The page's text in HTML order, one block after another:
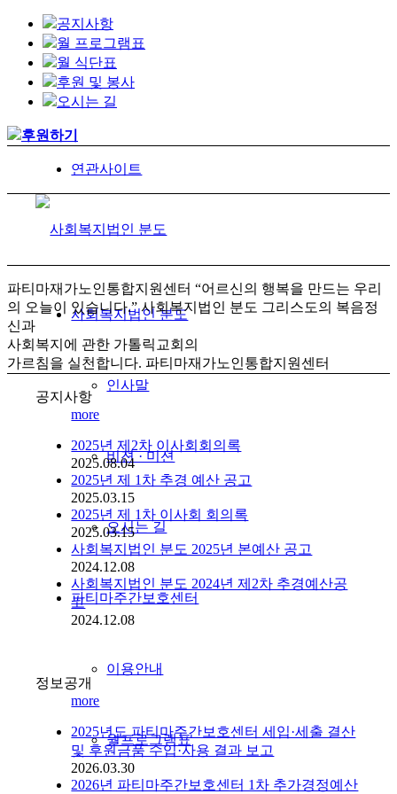
공지사항
월 프로그램표
월 식단표
후원 및 봉사
오시는 길
후원하기
연관사이트
사회복지법인 분도
인사말
비젼 · 미션
오시는 길
파티마주간보호센터
이용안내
월프로그램표
파티마재가노인통합지원센터 “어르신의 행복을 만드는 우리
의 오늘이 있습니다.” 사회복지법인 분도 그리스도의 복음정
신과
사회복지에 관한 가톨릭교회의
가르침을 실천합니다. 파티마재가노인통합지원센터
공지사항
more
2025년 제2차 이사회회의록
2025.08.04
2025년 제 1차 추경 예산 공고
2025.03.15
2025년 제 1차 이사회 회의록
2025.03.15
사회복지법인 분도 2025년 본예산 공고
2024.12.08
사회복지법인 분도 2024년 제2차 추경예산공
고
2024.12.08
정보공개
more
2025년도 파티마주간보호센터 세입·세출 결산
및 후원금품 수입·사용 결과 보고
2026.03.30
2026년 파티마주간보호센터 1차 추가경정예산